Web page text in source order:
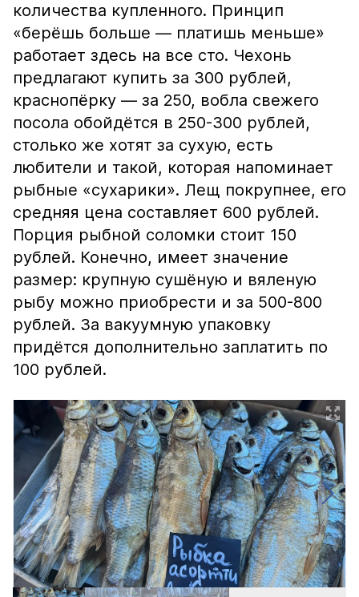
количества купленного. Принцип
«берёшь больше — платишь меньше»
работает здесь на все сто. Чехонь
предлагают купить за 300 рублей,
краснопёрку — за 250, вобла свежего
посола обойдётся в 250-300 рублей,
столько же хотят за сухую, есть
любители и такой, которая напоминает
рыбные «сухарики». Лещ покрупнее, его
средняя цена составляет 600 рублей.
Порция рыбной соломки стоит 150
рублей. Конечно, имеет значение
размер: крупную сушёную и вяленую
рыбу можно приобрести и за 500-800
рублей. За вакуумную упаковку
придётся дополнительно заплатить по
100 рублей.